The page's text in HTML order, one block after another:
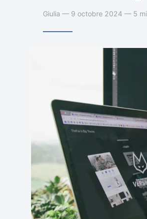
Giulia — 9 octobre 2024 — 5